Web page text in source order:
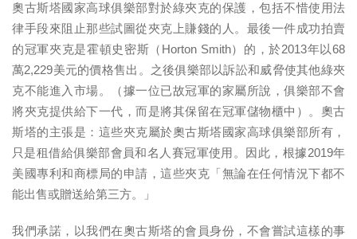
奧古斯塔國家高球俱樂部對於綠夾克的保護，包括不惜使用法
律手段來阻止那些試圖從夾克上賺錢的人。最後一件成功拍賣
的冠軍夾克是霍頓史密斯（Horton Smith）的，於2013年以68
萬2,229美元的價格售出。之後俱樂部以訴訟和威脅使其他綠夾
克不能進入市場。（據一位已故冠軍的家屬所說，俱樂部不會
將夾克提供給下一代，而是將其保留在冠軍儲物櫃中）。奧古
斯塔的主張是：這些夾克屬於奧古斯塔國家高球俱樂部所有，
只是租借給俱樂部會員和名人賽冠軍使用。因此，根據2019年
美國專利和商標局的申請，這些夾克「無論在任何情況下都不
能出售或贈送給第三方。」
我們承諾，以我們在奧古斯塔的會員身份，不會嘗試這樣的事